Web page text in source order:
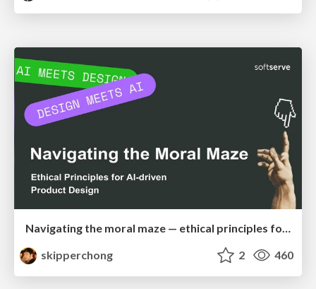
Navigating the moral maze — ethical principles for Al-driven product design
skipperchong
2 460